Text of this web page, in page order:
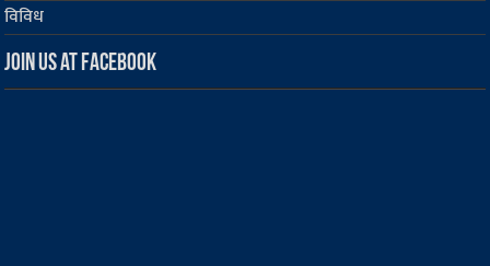
विविध
Join us at Facebook